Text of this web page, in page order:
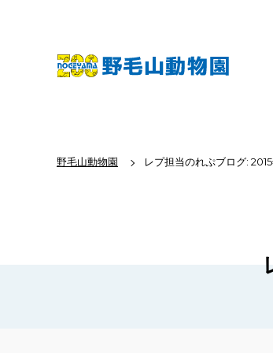
野毛山動物園 レプ担当のれぷブログ: